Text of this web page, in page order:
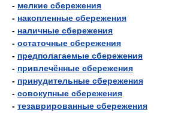
- мелкие сбережения
- накопленные сбережения
- наличные сбережения
- остаточные сбережения
- предполагаемые сбережения
- привлечённые сбережения
- принудительные сбережения
- совокупные сбережения
- тезаврированные сбережения